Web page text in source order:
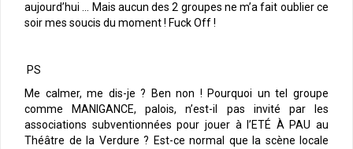
aujourd’hui … Mais aucun des 2 groupes ne m’a fait oublier ce
soir mes soucis du moment ! Fuck Off !
PS
Me calmer, me dis-je ? Ben non ! Pourquoi un tel groupe
comme MANIGANCE, palois, n’est-il pas invité par les
associations subventionnées pour jouer à l’ETÉ À PAU au
Théâtre de la Verdure ? Est-ce normal que la scène locale